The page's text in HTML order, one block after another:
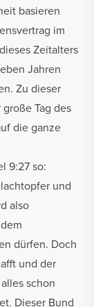
basieren
im
Zeitalters
Jahren
Zu dieser
Tag des
die ganze
9:27 so:
und
also
dürfen. Doch
und der
schon
Dieser Bund